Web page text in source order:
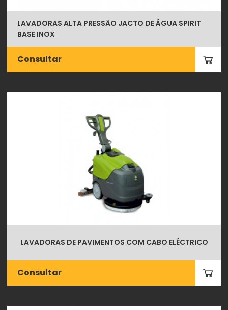
LAVADORAS ALTA PRESSÃO JACTO DE ÁGUA SPIRIT
BASE INOX
Consultar
LAVADORAS DE PAVIMENTOS COM CABO ELÉCTRICO
Consultar